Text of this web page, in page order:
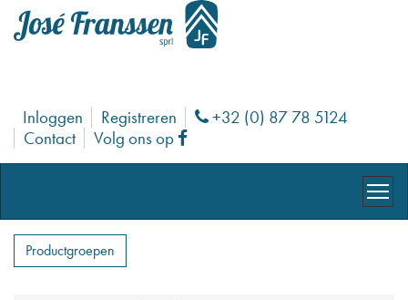
Inloggen Registreren Phone
+32 (0) 87 78 5124
Contact
Volg ons op Facebook
Productgroepen